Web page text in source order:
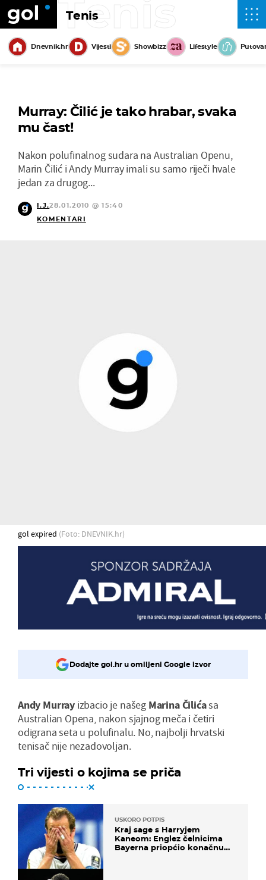
Tenis
Tenis
Dnevnik.hr Vijesti Showbizz Lifestyle
Murray: Čilić je tako hrabar, svaka
mu čast!
Nakon polufinalnog sudara na Australian Openu,
Marin Čilić i Andy Murray imali su samo riječi hvale
jedan za drugog...
I.J.28.01.2010 @ 15:40
KOMENTARI
gol expired (Foto: DNEVNIK.hr)
Dodajte gol.hr u omiljeni Google izvor
Andy Murray izbacio je našeg Marina Čilićasa
Australian Opena, nakon sjajnog meča i četiri
odigrana seta u polufinalu. No, najbolji hrvatski
tenisač nije nezadovoljan.
Tri vijesti o kojima se priča
USKORO POTPIS
Kraj sage s Harryjem
Kaneom: Englez čelnicima
Bayerna priopćio konačnu